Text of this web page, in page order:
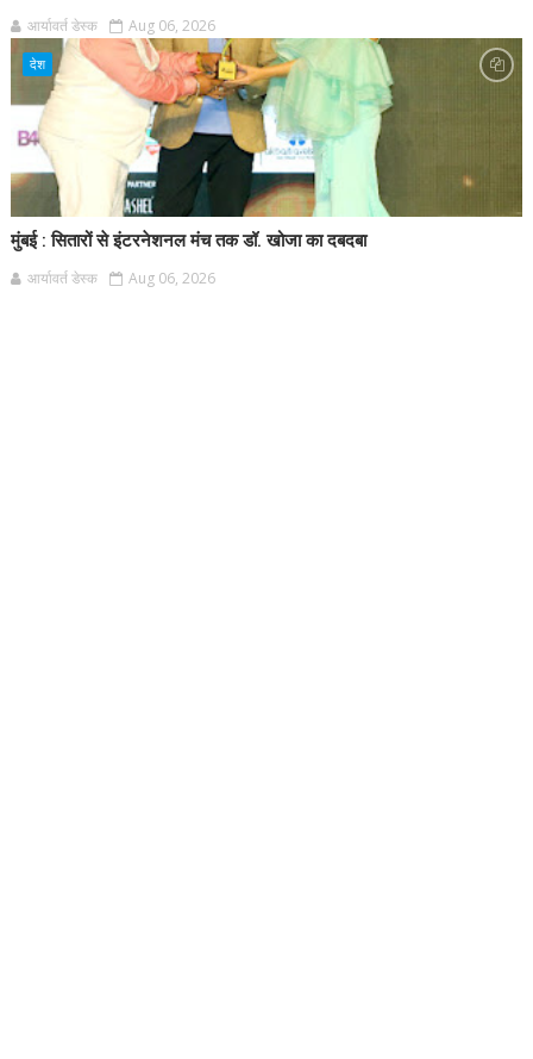
आर्यावर्त डेस्क Aug 06, 2026
देश
मुंबई : सितारों से इंटरनेशनल मंच तक डॉ. खोजा का दबदबा
आर्यावर्त डेस्क Aug 06, 2026